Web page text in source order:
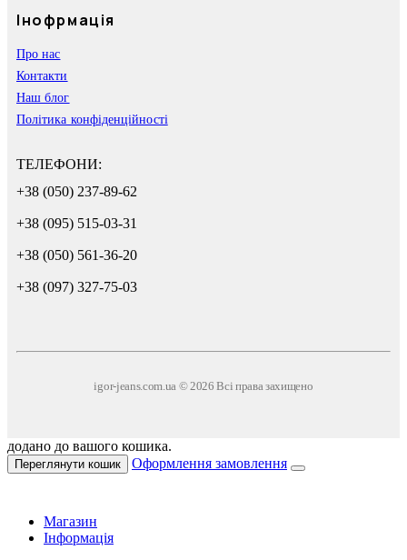
Інофрмація
Про нас
Контакти
Наш блог
Політика конфіденційності
ТЕЛЕФОНИ:
+38 (050) 237-89-62
+38 (095) 515-03-31
+38 (050) 561-36-20
+38 (097) 327-75-03
igor-jeans.com.ua © 2026 Всі права захищено
додано до вашого кошика.
Переглянути кошик Оформлення замовлення
Магазин
Інформація